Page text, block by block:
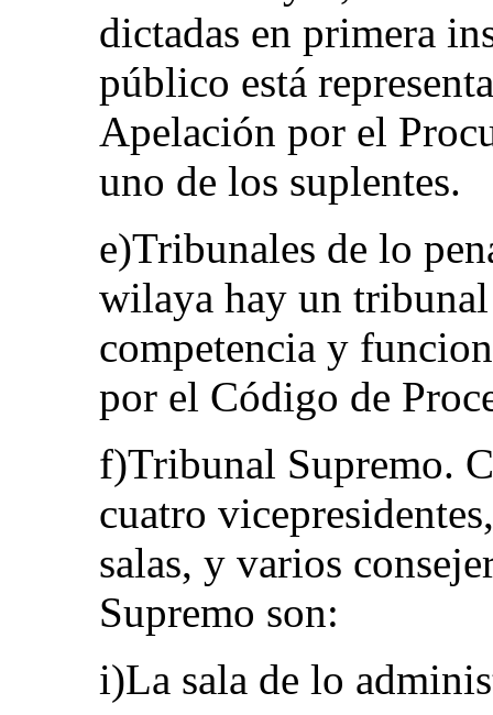
dictadas en primera
público está
Apelación por el
uno de los suplentes.
e)Tribunales de lo
wilaya hay un
competencia y
por el Código de
f)Tribunal Supremo.
cuatro
salas, y varios
Supremo son:
i)La sala de lo